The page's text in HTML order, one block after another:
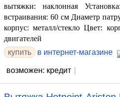
вытяжки: наклонная
встраивания: 60 см Диаметр
корпус: металл/стекло Цвет:
двигателей
купить
в интернет-магазине
возможен: кредит